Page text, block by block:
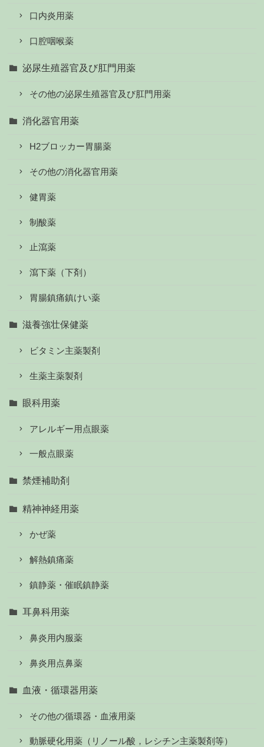
口内炎用薬
口腔咽喉薬
泌尿生殖器官及び肛門用薬
その他の泌尿生殖器官及び肛門用薬
消化器官用薬
H2ブロッカー胃腸薬
その他の消化器官用薬
健胃薬
制酸薬
止瀉薬
瀉下薬（下剤）
胃腸鎮痛鎮けい薬
滋養強壮保健薬
ビタミン主薬製剤
生薬主薬製剤
眼科用薬
アレルギー用点眼薬
一般点眼薬
禁煙補助剤
精神神経用薬
かぜ薬
解熱鎮痛薬
鎮静薬・催眠鎮静薬
耳鼻科用薬
鼻炎用内服薬
鼻炎用点鼻薬
血液・循環器用薬
その他の循環器・血液用薬
動脈硬化用薬（リノール酸，レシチン主薬製剤等）